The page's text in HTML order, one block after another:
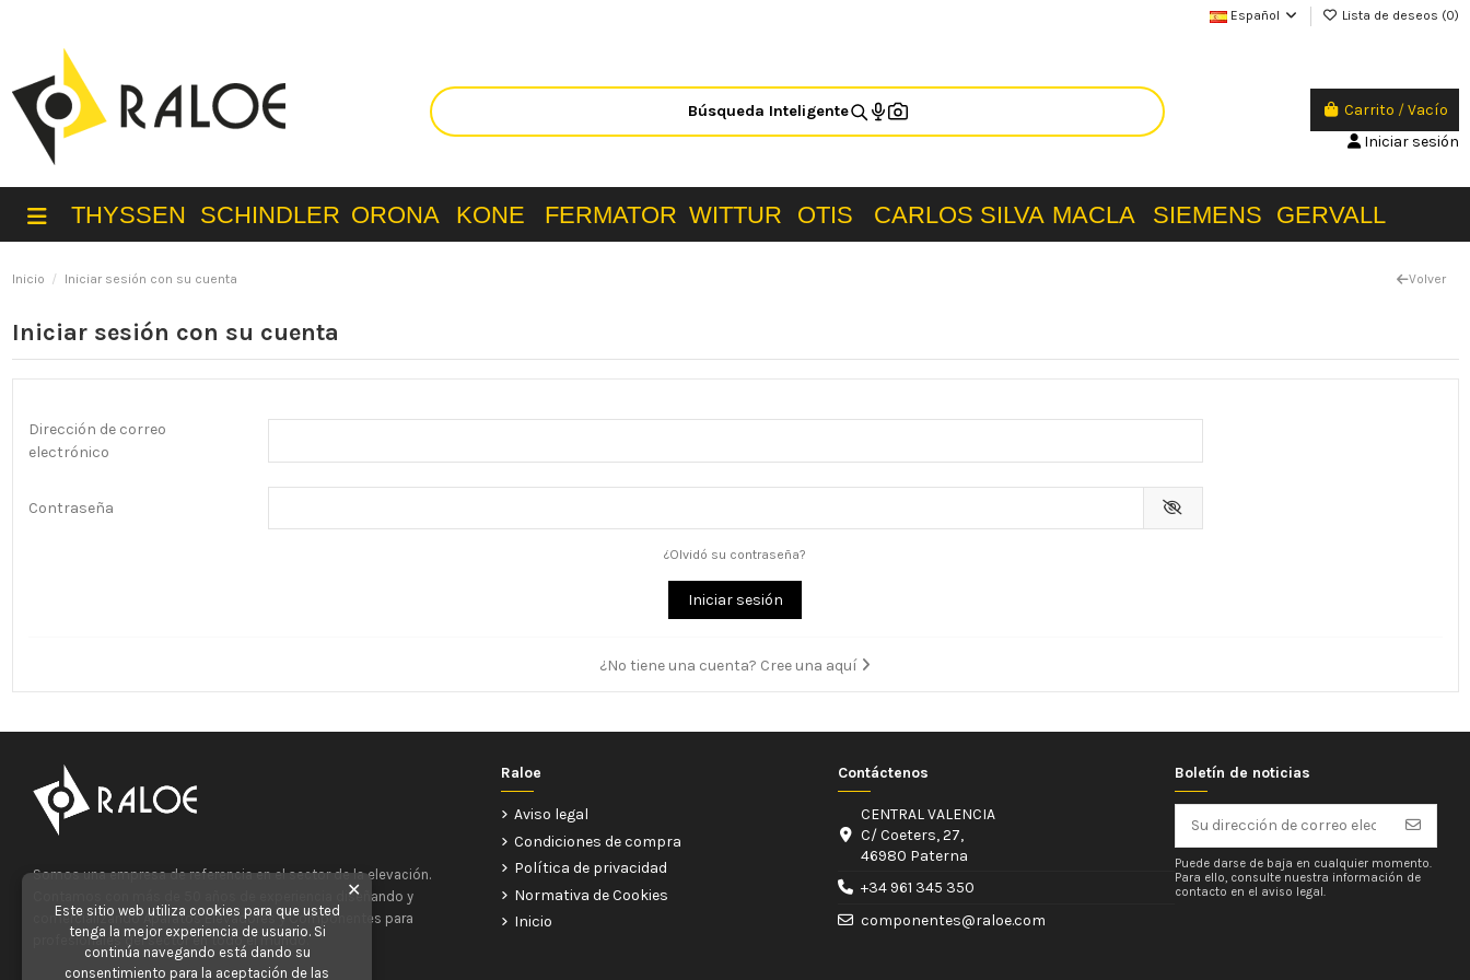
Español Lista de deseos (0)
Búsqueda Inteligente Carrito /Vacío
Iniciar sesión
THYSSEN SCHINDLER ORONA KONE FERMATOR WITTUR OTIS CARLOS SILVA MACLA SIEMENS GERVALL
Inicio Iniciar sesión con su cuenta Volver
Iniciar sesión con su cuenta
Dirección de correo
electrónico
Contraseña
¿Olvidó su contraseña?
Iniciar sesión
¿No tiene una cuenta? Cree una aquí
Somos una empresa de referencia en el sector de la elevación.
Contamos con más de 50 años de experiencia diseñando y
comercializando Aparatos Elevadores y Componentes para
profesionales del sector en todo el mundo.
Raloe
Aviso legal
Condiciones de compra
Política de privacidad
Normativa de Cookies
Inicio
Contáctenos
CENTRAL VALENCIA
C/ Coeters, 27,
46980 Paterna
+34 961 345 350
componentes@raloe.com
Boletín de noticias
Puede darse de baja en cualquier momento.
Para ello, consulte nuestra información de
contacto en el aviso legal.
✕
Este sitio web utiliza cookies para que usted
tenga la mejor experiencia de usuario. Si
continúa navegando está dando su
consentimiento para la aceptación de las